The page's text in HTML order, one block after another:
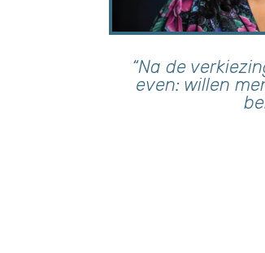
“Na de
even: willen